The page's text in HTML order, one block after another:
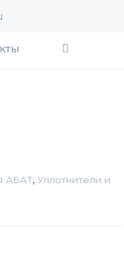
Search
АБАТ, Уплотнители и